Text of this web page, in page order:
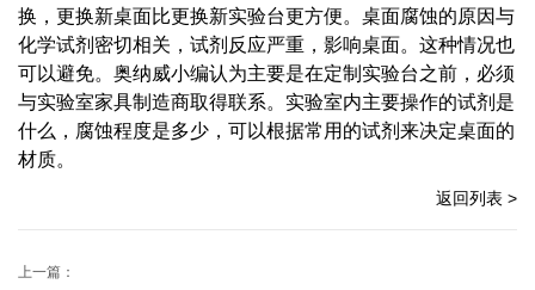
换，更换新桌面比更换新实验台更方便。桌面腐蚀的原因与
化学试剂密切相关，试剂反应严重，影响桌面。这种情况也
可以避免。奥纳威小编认为主要是在定制实验台之前，必须
与实验室家具制造商取得联系。实验室内主要操作的试剂是
什么，腐蚀程度是多少，可以根据常用的试剂来决定桌面的
材质。
返回列表 >
上一篇：